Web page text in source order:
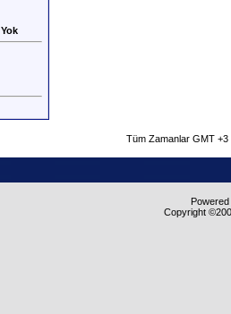
Yok
Tüm Zamanlar GMT
Copyright